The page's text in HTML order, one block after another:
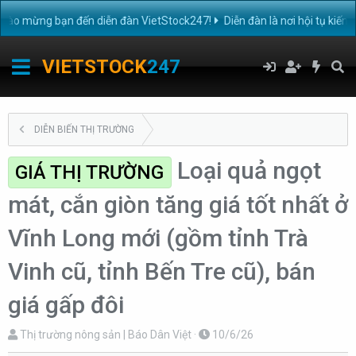
mừng bạn đến diễn đàn VietStock247! Diễn đàn là nơi hội tụ kiến
VIETSTOCK247
DIỄN BIẾN THỊ TRƯỜNG
GIÁ THỊ TRƯỜNG
Loại quả ngọt
mát, cắn giòn tăng giá tốt nhất ở
Vĩnh Long mới (gồm tỉnh Trà
Vinh cũ, tỉnh Bến Tre cũ), bán
giá gấp đôi
T
h
Thị trường nông sản | Báo Dân Việt
N
g
10/6/26